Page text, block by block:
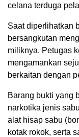
celana terduga
Saat diperlihatkan
bersangkutan
miliknya. Petugas
mengamankan
berkaitan dengan
Barang bukti yang
narkotika jenis
alat hisap sabu
kotak rokok, serta